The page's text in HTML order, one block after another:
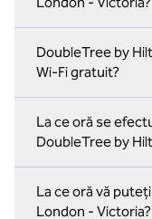
DoubleTree by
Wi-Fi gratuit?
La ce oră se
DoubleTree by
La ce oră vă
London - Victoria?